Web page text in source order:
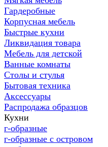
Гардеробные
Корпусная мебель
Быстрые кухни
Ликвидация товара
Мебель для детской
Ванные комнаты
Столы и стулья
Бытовая техника
Аксессуары
Распродажа образцов
Кухни
г-образные
г-образные с островом